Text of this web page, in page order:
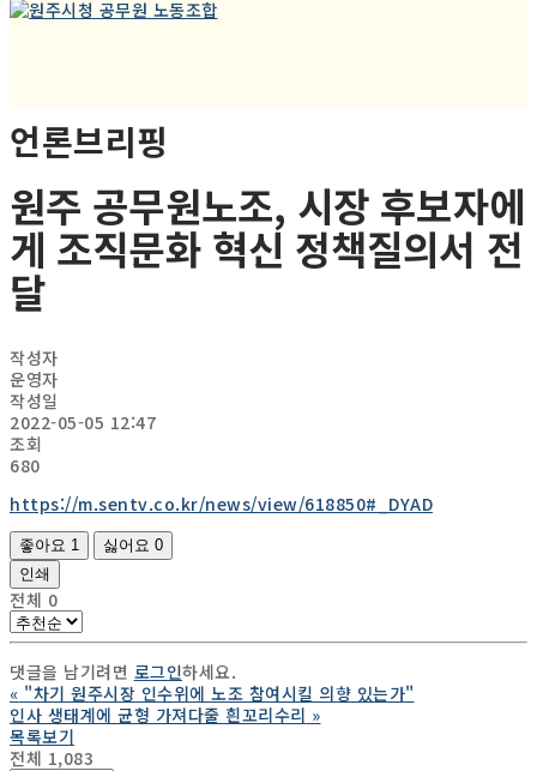
언론브리핑
원주 공무원노조, 시장 후보자에
게 조직문화 혁신 정책질의서 전
달
작성자
운영자
작성일
2022-05-05 12:47
조회
680
https://m.sentv.co.kr/news/view/618850#_DYAD
좋아요 1 싫어요 0
인쇄
전체 0
댓글을 남기려면 로그인하세요.
« "차기 원주시장 인수위에 노조 참여시킬 의향 있는가"
인사 생태계에 균형 가져다줄 흰꼬리수리 »
목록보기
전체 1,083